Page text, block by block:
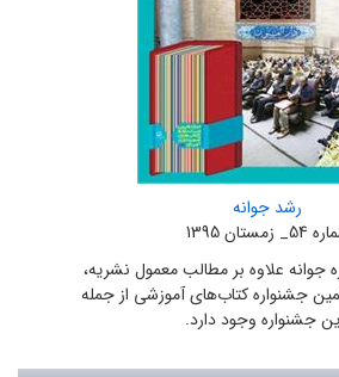
رشد جوانه
زمستان 1395
جوانه علاوه بر مطالب معمول نشریه،
جشنواره کتاب‌های آموزشی از جمله
جشنواره وجود دارد.